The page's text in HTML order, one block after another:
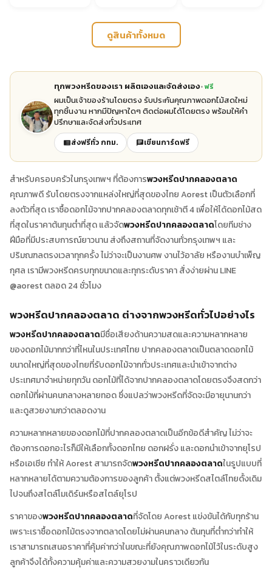
1,300 ฿.
ดูสินค้าทั้งหมด
ทุกพวงหรีดของเรา ผลิตเองและจัดส่งเอง ฟรี
ผมเป็นเจ้าของร้านโดยตรง รับประกันคุณภาพดอกไม้สดใหม่
ทุกชิ้นงาน หากมีปัญหาใดๆ ติดต่อผมได้โดยตรง พร้อมให้คำ
ปรึกษาและจัดส่งทั่วประเทศ
ส่งฟรีทั่ว กทม. เขียนการ์ดฟรี
สำหรับครอบครัวในกรุงเทพฯ ที่ต้องการพวงหรีดปากคลองตลาด
คุณภาพดี รับโดยตรงจากแหล่งใหญ่ที่สุดของไทย Aorest เป็นตัวเลือกที่
ลงตัวที่สุด เราซื้อดอกไม้จากปากคลองตลาดทุกเช้าตี 4 เพื่อให้ได้ดอกไม้สด
ที่สุดในราคาต้นทุนต่ำที่สุด แล้วจัดพวงหรีดปากคลองตลาดโดยทีมช่าง
ฝีมือที่มีประสบการณ์ยาวนาน ส่งถึงสถานที่จัดงานทั่วกรุงเทพฯ และ
ปริมณฑลตรงเวลาทุกครั้ง ไม่ว่าจะเป็นงานศพ งานไว้อาลัย หรืองานบำเพ็ญ
กุศล เรามีพวงหรีดครบทุกขนาดและทุกระดับราคา สั่งง่ายผ่าน LINE
@aorest ตลอด 24 ชั่วโมง
พวงหรีดปากคลองตลาด ต่างจากพวงหรีดทั่วไปอย่างไร
พวงหรีดปากคลองตลาดมีชื่อเสียงด้านความสดและความหลากหลาย
ของดอกไม้มากกว่าที่ไหนในประเทศไทย ปากคลองตลาดเป็นตลาดดอกไม้
ขนาดใหญ่ที่สุดของไทยที่รับดอกไม้จากทั่วประเทศและนำเข้าจากต่าง
ประเทศมาจำหน่ายทุกวัน ดอกไม้ที่ได้จากปากคลองตลาดโดยตรงจึงสดกว่า
ดอกไม้ที่ผ่านคนกลางหลายทอด ซึ่งแปลว่าพวงหรีดที่จัดจะมีอายุนานกว่า
และดูสวยงามกว่าตลอดงาน
ความหลากหลายของดอกไม้ที่ปากคลองตลาดเป็นอีกข้อดีสำคัญ ไม่ว่าจะ
ต้องการดอกอะไรก็มีให้เลือกทั้งดอกไทย ดอกฝรั่ง และดอกนำเข้าจากยุโรป
หรือเอเชีย ทำให้ Aorest สามารถจัดพวงหรีดปากคลองตลาดในรูปแบบที่
หลากหลายได้ตามความต้องการของลูกค้า ตั้งแต่พวงหรีดสไตล์ไทยดั้งเดิม
ไปจนถึงสไตล์โมเดิร์นหรือสไตล์ยุโรป
ราคาของพวงหรีดปากคลองตลาดที่จัดโดย Aorest แข่งขันได้กับทุกร้าน
เพราะเราซื้อดอกไม้ตรงจากตลาดโดยไม่ผ่านคนกลาง ต้นทุนที่ต่ำกว่าทำให้
เราสามารถเสนอราคาที่คุ้มค่ากว่าในขณะที่ยังคุณภาพดอกไม้ไว้ในระดับสูง
ลูกค้าจึงได้ทั้งความคุ้มค่าและความสวยงามในคราวเดียวกัน